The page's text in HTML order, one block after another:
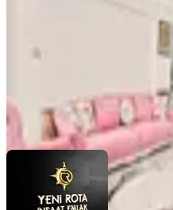
YENİ ROTA İNŞAAT EMLAK